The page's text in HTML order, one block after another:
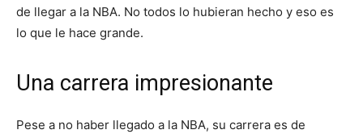
de llegar a la NBA. No todos lo hubieran hecho y eso es
lo que le hace grande.
Una carrera impresionante
Pese a no haber llegado a la NBA, su carrera es de